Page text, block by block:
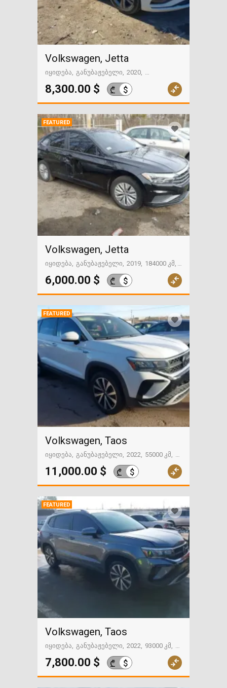
Volkswagen, Jetta
იყიდება განუბაჟებელი 2020
გზაში. საქართველოსკენ
8,300.00 $ ₾ $
FEATURED
Volkswagen, Jetta
იყიდება განუბაჟებელი 2019 184000 კმ
გზაში. საქართველოსკენ
6,000.00 $ ₾ $
FEATURED
Volkswagen, Taos
იყიდება განუბაჟებელი 2022 55000 კმ
გზაში. საქართველოსკენ
11,000.00 $ ₾ $
FEATURED
Volkswagen, Taos
იყიდება განუბაჟებელი 2022 93000 კმ
გზაში. საქართველოსკენ
7,800.00 $ ₾ $